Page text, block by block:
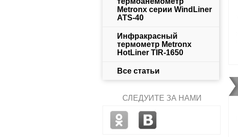
Metronx серии WindLiner
ATS-40
Инфракрасный
термометр Metronx
HotLiner TIR-1650
Все статьи
СЛЕДУЙТЕ ЗА НАМИ